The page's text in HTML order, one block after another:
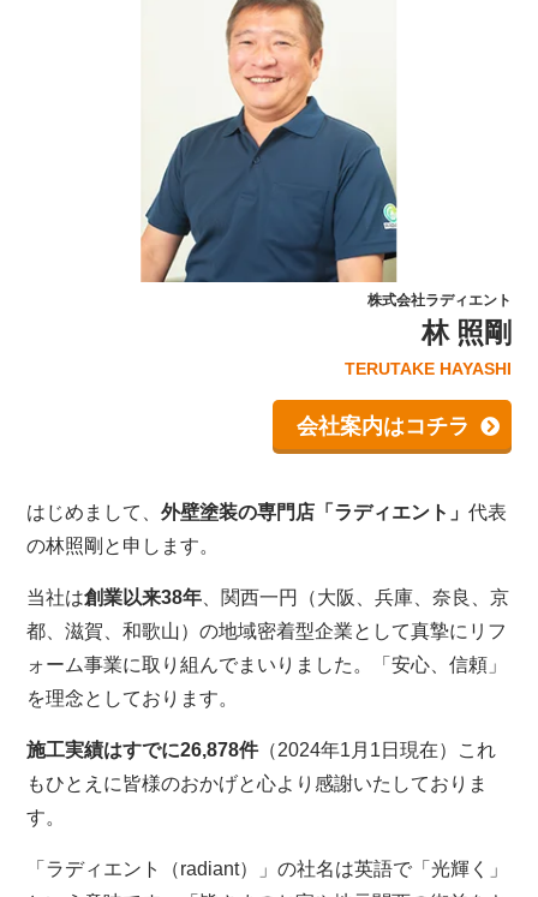
株式会社ラディエント
林 照剛
TERUTAKE HAYASHI
会社案内はコチラ
はじめまして、外壁塗装の専門店「ラディエント」代表
の林照剛と申します。
当社は創業以来38年 、関西一円（大阪、兵庫、奈良、京
都、滋賀、和歌山）の地域密着型企業として真摯にリフ
ォーム事業に取り組んでまいりました。「安心、信頼」
を理念としております。
施工実績はすでに26,878件（2024年1月1日現在）これ
もひとえに皆様のおかげと心より感謝いたしておりま
す。
「ラディエント（radiant）」の社名は英語で「光輝く」